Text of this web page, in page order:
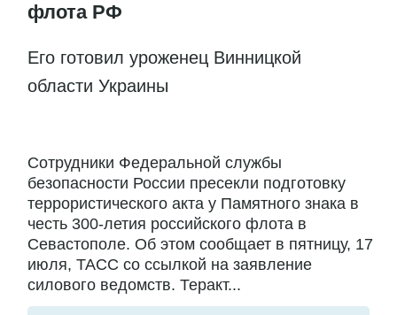
флота РФ
Его готовил уроженец Винницкой
области Украины
Сотрудники Федеральной службы
безопасности России пресекли подготовку
террористического акта у Памятного знака в
честь 300-летия российского флота в
Севастополе. Об этом сообщает в пятницу, 17
июля, ТАСС со ссылкой на заявление
силового ведомств. Теракт...